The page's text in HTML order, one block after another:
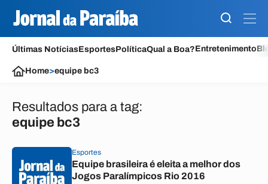
Últimas NotíciasEsportesPolíticaQual a Boa?Entretenimento
Home>equipe bc3
Resultados para a tag:
equipe bc3
Esportes
Equipe brasileira é eleita a melhor dos
Jogos Paralímpicos Rio 2016